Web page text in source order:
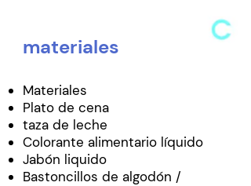
materiales
Materiales
Plato de cena
taza de leche
Colorante alimentario líquido
Jabón liquido
Bastoncillos de algodón /